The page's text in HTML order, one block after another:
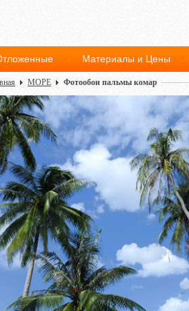
Материалы и Цены
МОРЕ Фотообои пальмы комар